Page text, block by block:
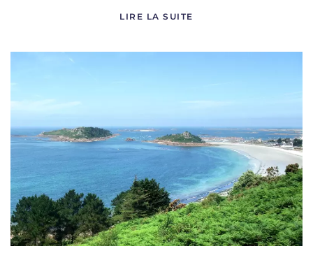
LIRE LA SUITE